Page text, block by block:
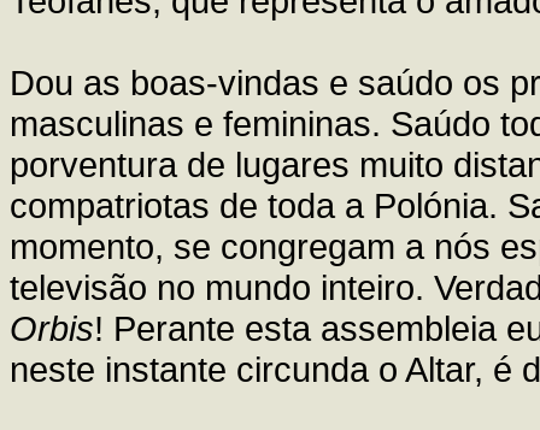
Dou as boas-vindas e saúdo os
masculinas e femininas. Saúdo
porventura de lugares muito
compatriotas de toda a Polónia.
momento, se congregam a nós
televisão no mundo inteiro.
Orbis! Perante esta assembleia
neste instante circunda o Altar, é